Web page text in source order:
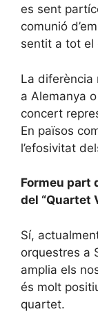
es sent
comunió
sentit a tot el
La diferència
a Alemanya
concert
En països
l’efosivitat
Formeu part
del “Quartet
Sí,
orquestres a
amplia els
és molt
quartet.